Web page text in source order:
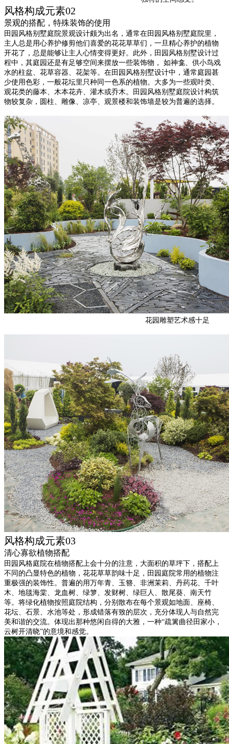
风格构成元素02
景观的搭配，特殊装饰的使用
田园风格别墅庭院景观设计颇为出名，通常在田园风格别墅庭院里，
主人总是用心养护修剪他们喜爱的花花草草们，一旦精心养护的植物
开花了，总是能够让主人心情变得更好。此外，田园风格别墅设计过
程中，其庭园还是有足够空间来摆放一些装饰物， 如神龛、供小鸟戏
水的柱盆、花草容器、花架等。在田园风格别墅设计中，通常庭园甚
少使用色彩，一般花坛里只种同一色系的植物。大多为一些观叶类、
观花类的藤本、木本花卉、灌木或乔木。田园风格别墅庭院设计构筑
物较复杂，圆柱、雕像、凉亭、观景楼和装饰墙是较为普遍的选择。
花园雕塑艺术感十足
风格构成元素03
清心寡欲植物搭配
田园风格庭院在植物搭配上会十分的注意，大面积的草坪下，搭配上
不同的凸显特色的植物，花花草草韵味十足，田园庭院常用的植物注
重极强的装饰性。普遍的用万年青、玉簪、非洲茉莉、丹药花、千叶
木、地毯海棠、龙血树、绿箩、发财树、绿巨人、散尾葵、南天竹
等。将绿化植物按照庭院结构，分别散布在每个景观如地面、座椅、
花坛、石景、水池等处，形成错落有致的层次，充分体现人与自然完
美和谐的交流。体现出那种悠闲自得的大雅，一种“疏篱曲径田家小，
云树开清晓”的意境和感觉。